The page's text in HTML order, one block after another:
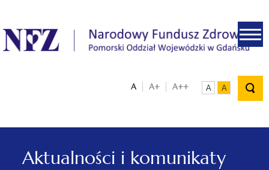
.
A A+ A++ A A
Aktualności i komunikaty